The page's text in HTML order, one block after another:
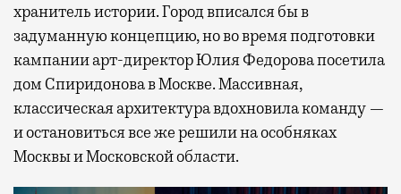
хранитель истории. Город вписался бы в
задуманную концепцию, но во время подготовки
кампании арт-директор Юлия Федорова посетила
дом Спиридонова в Москве. Массивная,
классическая архитектура вдохновила команду —
и остановиться все же решили на особняках
Москвы и Московской области.